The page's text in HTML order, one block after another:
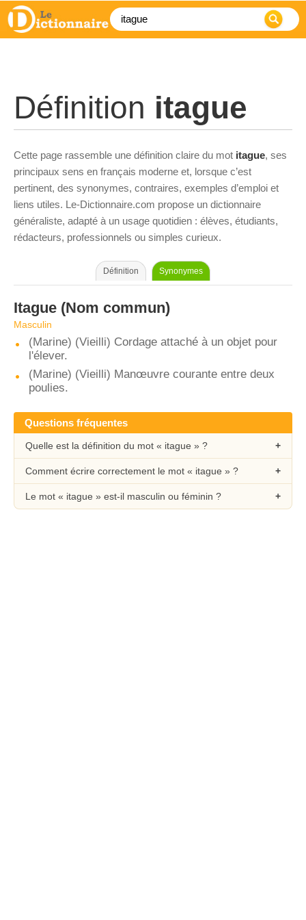
Définition itague
Cette page rassemble une définition claire du mot itague, ses
principaux sens en français moderne et, lorsque c’est
pertinent, des synonymes, contraires, exemples d’emploi et
liens utiles. Le-Dictionnaire.com propose un dictionnaire
généraliste, adapté à un usage quotidien : élèves, étudiants,
rédacteurs, professionnels ou simples curieux.
Définition Synonymes
Itague (Nom commun)
Masculin
(Marine) (Vieilli) Cordage attaché à un objet pour
l'élever.
(Marine) (Vieilli) Manœuvre courante entre deux
poulies.
Questions fréquentes
Quelle est la définition du mot « itague » ?
Comment écrire correctement le mot « itague » ?
Le mot « itague » est-il masculin ou féminin ?